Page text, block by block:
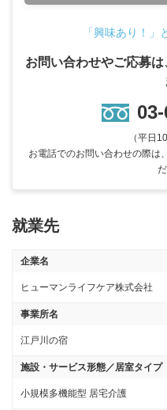
「興味あり！」
お問い合わせやご応募
（平日
お電話でのお問い合わせの際は
就業先
企業名
ヒューマンライフケア株式会社
事業所名
江戸川の宿
施設・サービス形態／居室タイプ
小規模多機能型 居宅介護